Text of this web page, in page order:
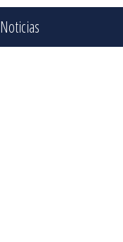
Noticias